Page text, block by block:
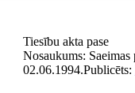
Tiesību akta pase
Nosaukums:
02.06.1994.Publicēts: